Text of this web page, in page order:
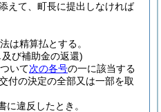
えて、町長に提出しなければ
は精算払とする。
び補助金の返還)
いて次の各号の一に該当する
付の決定の全部又は一部を取
に違反したとき。